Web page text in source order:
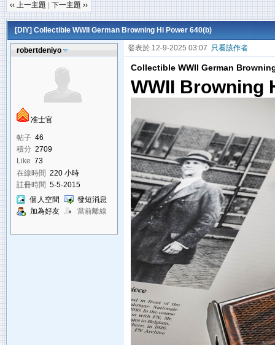
‹‹ 上一主題 下一主題 ››
[DIY] Collectible WWII German Browning Hi Power 640(b)
robertdeniyo
准士官
帖子 46
積分 2709
Like 73
在線時間 220 小時
註冊時間 5-5-2015
個人空間
發短消息
加為好友
當前離線
發表於 12-9-2025 03:07 只看該作者
Collectible WWII German
WWII Browning